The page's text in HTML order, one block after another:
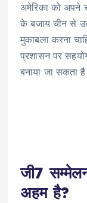
अमेरिका को अपने
के बजाय चीन से
मुकाबला करना
प्रशासन पर
बनाया जा सकता
जी7
अहम है?